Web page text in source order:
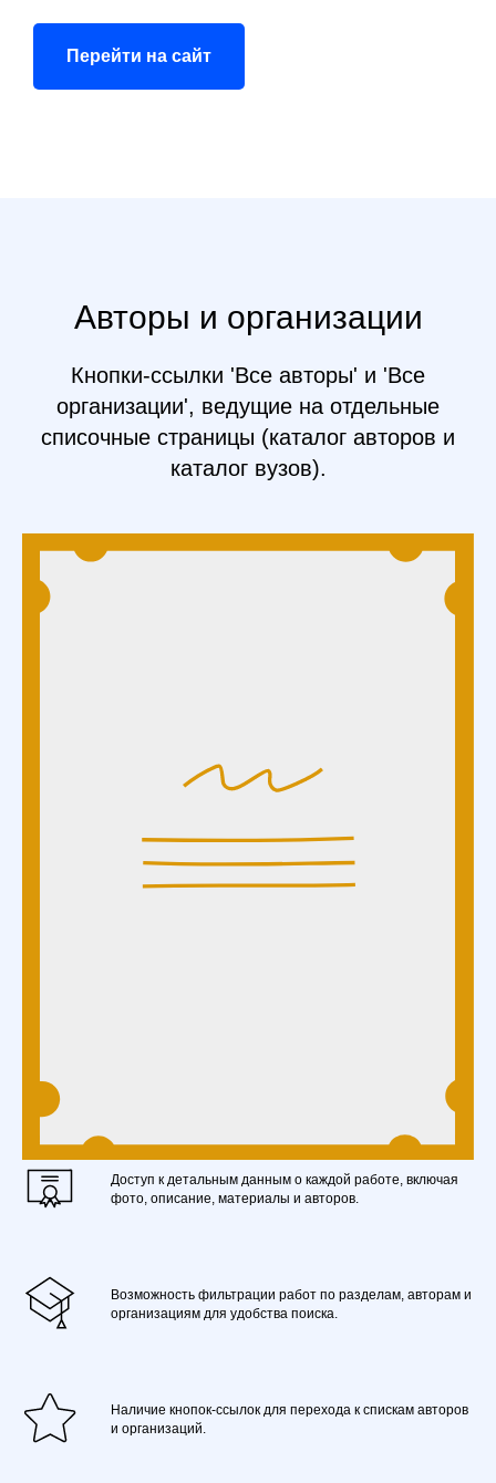
Перейти на сайт
Авторы и организации
Кнопки-ссылки 'Все авторы' и 'Все
организации', ведущие на отдельные
списочные страницы (каталог авторов и
каталог вузов).
Доступ к детальным данным о каждой работе, включая
фото, описание, материалы и авторов.
Возможность фильтрации работ по разделам, авторам и
организациям для удобства поиска.
Наличие кнопок-ссылок для перехода к спискам авторов
и организаций.